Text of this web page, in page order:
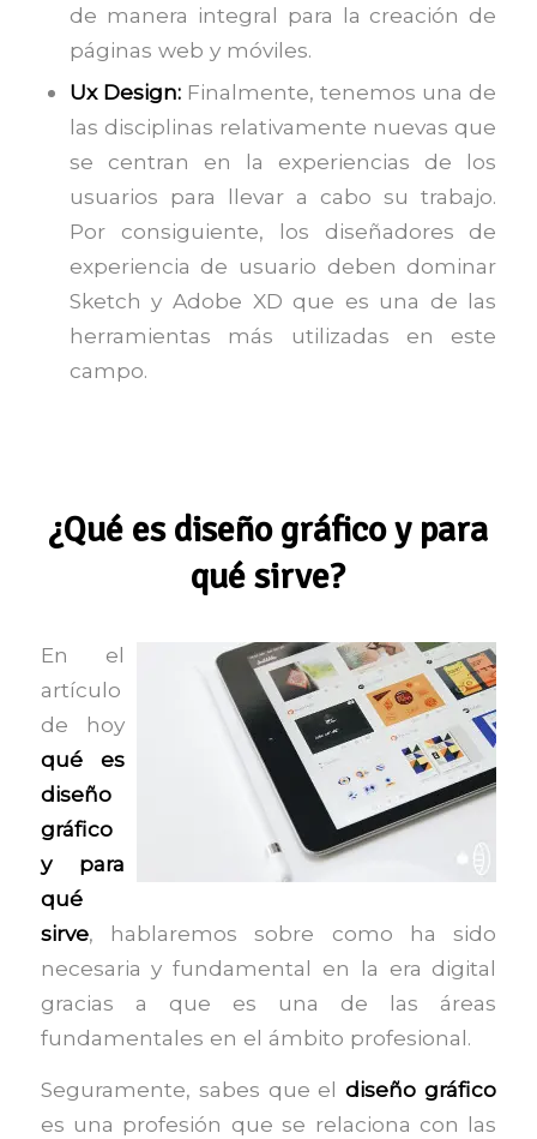
de manera integral para la creación de
páginas web y móviles.
Ux Design: Finalmente, tenemos una de
las disciplinas relativamente nuevas que
se centran en la experiencias de los
usuarios para llevar a cabo su trabajo.
Por consiguiente, los diseñadores de
experiencia de usuario deben dominar
Sketch y Adobe XD que es una de las
herramientas más utilizadas en este
campo.
¿Qué es diseño gráfico y para
qué sirve?
En el
artículo
de hoy
qué es
diseño
gráfico
y para
qué
sirve, hablaremos sobre como ha sido
necesaria y fundamental en la era digital
gracias a que es una de las áreas
fundamentales en el ámbito profesional.
Seguramente, sabes que el diseño gráfico
es una profesión que se relaciona con las